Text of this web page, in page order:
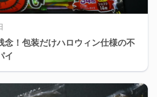
念！包装だけハロウィン仕様の不
イ